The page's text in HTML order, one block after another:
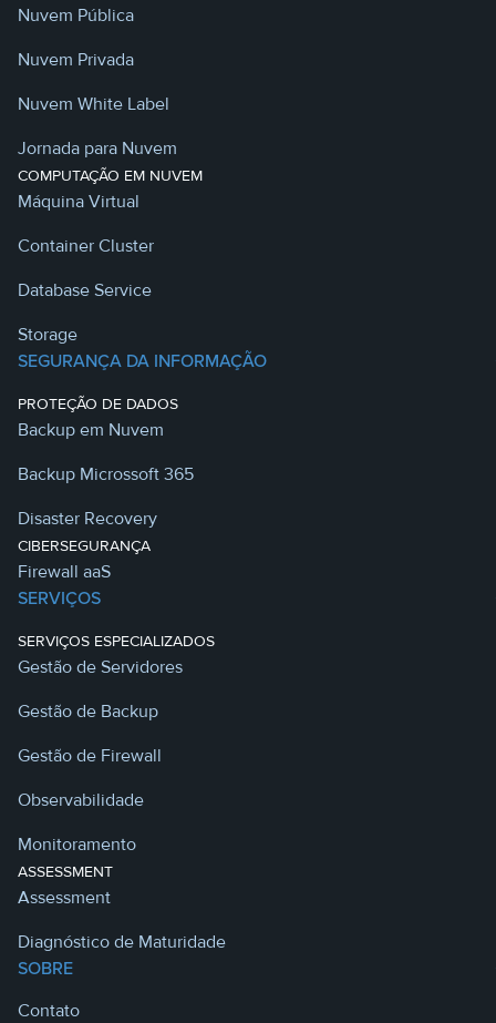
Nuvem Pública
Nuvem Privada
Nuvem White Label
Jornada para Nuvem
COMPUTAÇÃO EM NUVEM
Máquina Virtual
Container Cluster
Database Service
Storage
SEGURANÇA DA INFORMAÇÃO
PROTEÇÃO DE DADOS
Backup em Nuvem
Backup Microssoft 365
Disaster Recovery
CIBERSEGURANÇA
Firewall aaS
SERVIÇOS
SERVIÇOS ESPECIALIZADOS
Gestão de Servidores
Gestão de Backup
Gestão de Firewall
Observabilidade
Monitoramento
ASSESSMENT
Assessment
Diagnóstico de Maturidade
SOBRE
Contato